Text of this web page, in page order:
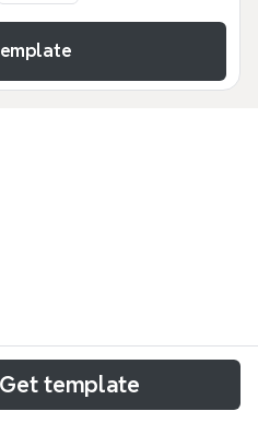
2012 mindmap is
voor de afdeling Post
Get template